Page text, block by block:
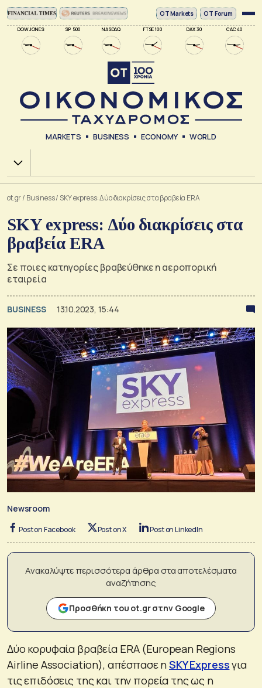
DOW JONES SP 500 NASDAQ FTSE 100 DAX 30 CAC 40
ΟΤ Markets OT Forum
MARKETS BUSINESS ECONOMY WORLD
Χ.Α.
ot.gr/ Business/ SKY express: Δύο διακρίσεις στα βραβεία ERA
SKY express: Δύο διακρίσεις στα
βραβεία ERA
Σε ποιες κατηγορίες βραβεύθηκε η αεροπορική
εταιρεία
BUSINESS 13.10.2023, 15:44
Newsroom
Post on Facebook Post on X Post on LinkedIn
Ανακαλύψτε περισσότερα άρθρα στα αποτελέσματα
αναζήτησης
Προσθήκη του ot.gr στην Google
Δύο κορυφαία βραβεία ERA (European Regions
Airline Association), απέσπασε ηSKY Expressγια
τις επιδόσεις της και την πορεία της ως η